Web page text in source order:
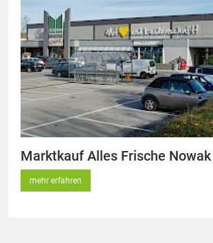
Marktkauf Alles Frische Nowak
mehr erfahren